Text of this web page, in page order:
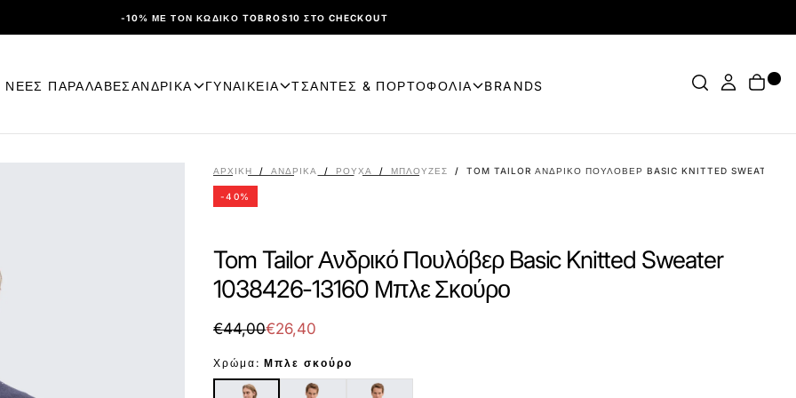
-10% ΜΕ ΤΟΝ ΚΩΔΙΚΌ TOBROS10 ΣΤΟ CHECKOUT
ΝΕΕΣ ΠΑΡΑΛΑΒΕΣΑΝΔΡΙΚΑ ΓΥΝΑΙΚΕΙΑ ΤΣΑΝΤΕΣ & ΠΟΡΤΟΦΟΛΙΑ BRANDS
ΑΡΧΙΚΉ / ΑΝΔΡΙΚΑ / ΡΟΎΧΑ / ΜΠΛΟΎΖΕΣ / TOM TAILOR ΑΝΔΡΙΚΌ ΠΟΥΛΌΒΕΡ BASIC KNITTED SWEATER
-40%
Tom Tailor Ανδρικό Πουλόβερ Basic Knitted Sweater
1038426-13160 Μπλε Σκούρο
€26,40
Τιμή
€44,00Τιμή
έκπτωση
€26,40
Χρώμα: Μπλε σκούρο